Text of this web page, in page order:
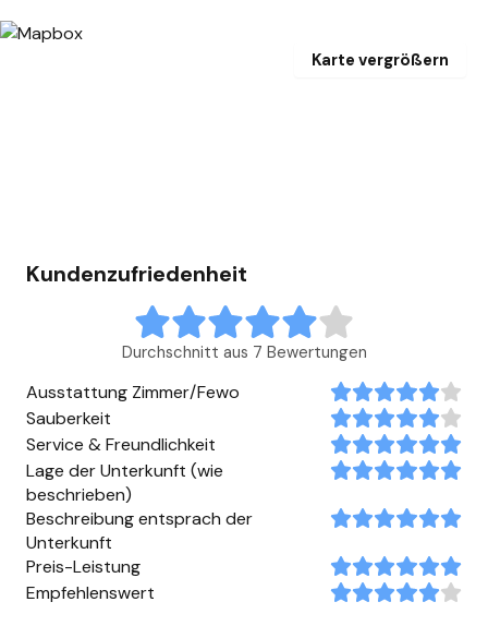
Karte vergrößern
Kundenzufriedenheit
Durchschnitt aus 7 Bewertungen
Ausstattung Zimmer/Fewo
Sauberkeit
Service & Freundlichkeit
Lage der Unterkunft (wie
beschrieben)
Beschreibung entsprach der
Unterkunft
Preis-Leistung
Empfehlenswert